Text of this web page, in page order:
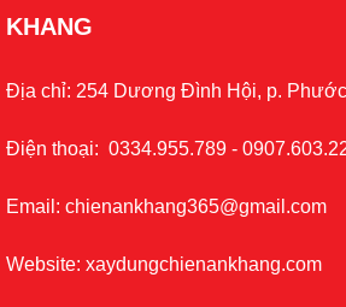
KHANG
Địa chỉ: 254 Dương Đình Hội, p.
Điện thoại: 0334.955.789 -
Email: chienankhang365@gmail.com
Website: xaydungchienankhang.com